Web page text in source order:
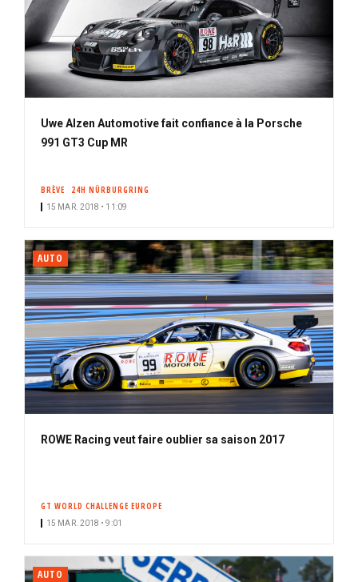
Uwe Alzen Automotive fait confiance à la Porsche
991 GT3 Cup MR
BRÈVE 24H NÜRBURGRING
15 MAR. 2018 • 11:09
AUTO
ROWE Racing veut faire oublier sa saison 2017
GT WORLD CHALLENGE EUROPE
15 MAR. 2018 • 9:01
AUTO